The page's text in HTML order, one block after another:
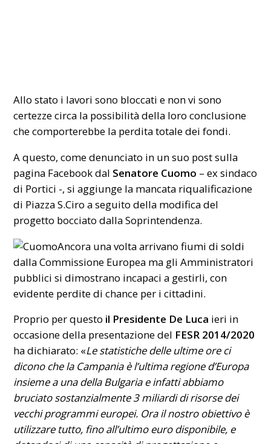
Allo stato i lavori sono bloccati e non vi sono
certezze circa la possibilità della loro conclusione
che comporterebbe la perdita totale dei fondi.
A questo, come denunciato in un suo post sulla
pagina Facebook dal Senatore Cuomo – ex sindaco
di Portici -, si aggiunge la mancata riqualificazione
di Piazza S.Ciro a seguito della modifica del
progetto bocciato dalla Soprintendenza.
Ancora una volta arrivano fiumi di soldi
dalla Commissione Europea ma gli Amministratori
pubblici si dimostrano incapaci a gestirli, con
evidente perdite di chance per i cittadini.
Proprio per questo il Presidente De Luca ieri in
occasione della presentazione del FESR 2014/2020
ha dichiarato: «Le statistiche delle ultime ore ci
dicono che la Campania è l’ultima regione d’Europa
insieme a una della Bulgaria e infatti abbiamo
bruciato sostanzialmente 3 miliardi di risorse dei
vecchi programmi europei. Ora il nostro obiettivo è
utilizzare tutto, fino all’ultimo euro disponibile, e